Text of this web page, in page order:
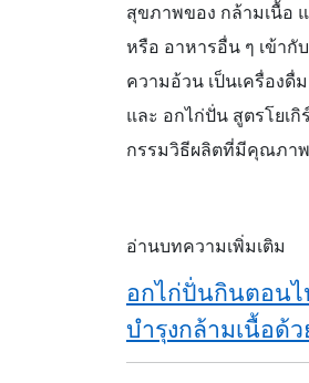
สุขภาพของ กล้ามเนื้อ
หรือ อาหารอื่น ๆ เข้า
ความอ้วน เป็นเครื่องดื่
และ อกไก่ปั่น สูตรโยเ
กรรมวิธีผลิตที่มีคุณภาพ
อ่านบทความเพิ่มเติม
อกไก่ปั่นกินตอนไ
บำรุงกล้ามเนื้อด้